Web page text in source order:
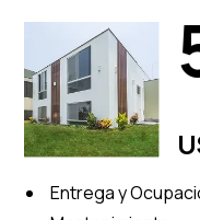
Entrega y